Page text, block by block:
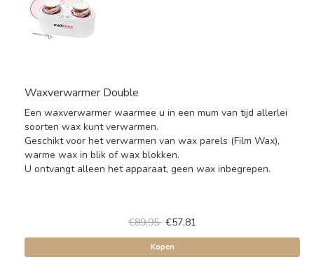
Waxverwarmer Double
Een waxverwarmer waarmee u in een mum van tijd allerlei
soorten wax kunt verwarmen.
Geschikt voor het verwarmen van wax parels (Film Wax),
warme wax in blik of wax blokken.
U ontvangt alleen het apparaat, geen wax inbegrepen.
€89,95 €57,81
Kopen